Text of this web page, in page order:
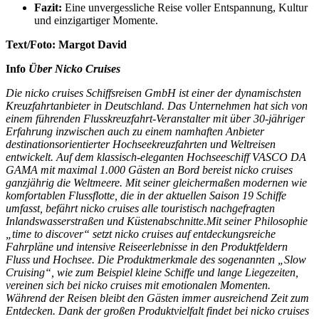
Fazit: Eine unvergessliche Reise voller Entspannung, Kultur
und einzigartiger Momente.
Text/Foto: Margot David
Info Über Nicko Cruises
Die nicko cruises Schiffsreisen GmbH ist einer der dynamischsten
Kreuzfahrtanbieter in Deutschland. Das Unternehmen hat sich von
einem führenden Flusskreuzfahrt-Veranstalter mit über 30-jähriger
Erfahrung inzwischen auch zu einem namhaften Anbieter
destinationsorientierter Hochseekreuzfahrten und Weltreisen
entwickelt. Auf dem klassisch-eleganten Hochseeschiff VASCO DA
GAMA mit maximal 1.000 Gästen an Bord bereist nicko cruises
ganzjährig die Weltmeere. Mit seiner gleichermaßen modernen wie
komfortablen Flussflotte, die in der aktuellen Saison 19 Schiffe
umfasst, befährt nicko cruises alle touristisch nachgefragten
Inlandswasserstraßen und Küstenabschnitte.Mit seiner Philosophie
„time to discover“ setzt nicko cruises auf entdeckungsreiche
Fahrpläne und intensive Reiseerlebnisse in den Produktfeldern
Fluss und Hochsee. Die Produktmerkmale des sogenannten „Slow
Cruising“, wie zum Beispiel kleine Schiffe und lange Liegezeiten,
vereinen sich bei nicko cruises mit emotionalen Momenten.
Während der Reisen bleibt den Gästen immer ausreichend Zeit zum
Entdecken. Dank der großen Produktvielfalt findet bei nicko cruises